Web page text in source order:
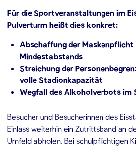
Für die Sportveranstaltungen im
Pulverturm heißt dies konkret:
Abschaffung der Maskenpflicht
Mindestabstands
Streichung der
volle Stadionkapazität
Wegfall des Alkoholverbots im
Besucher und Besucherinnen des
Einlass weiterhin ein Zutrittsband an
Umfeld abholen. Bei schulpflichtigen